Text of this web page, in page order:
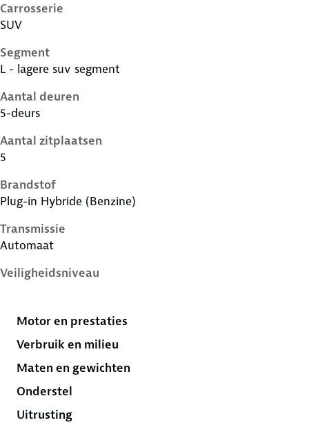
Carrosserie
SUV
Segment
L - lagere suv segment
Aantal deuren
5-deurs
Aantal zitplaatsen
5
Brandstof
Plug-in Hybride (Benzine)
Transmissie
Automaat
Veiligheidsniveau
Motor en prestaties
Verbruik en milieu
Maten en gewichten
Onderstel
Uitrusting